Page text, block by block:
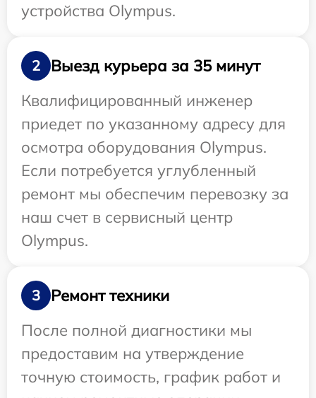
устройства Olympus.
2
Выезд курьера за 35 минут
Квалифицированный инженер
приедет по указанному адресу для
осмотра оборудования Olympus.
Если потребуется углубленный
ремонт мы обеспечим перевозку за
наш счет в сервисный центр
Olympus.
3
Ремонт техники
После полной диагностики мы
предоставим на утверждение
точную стоимость, график работ и